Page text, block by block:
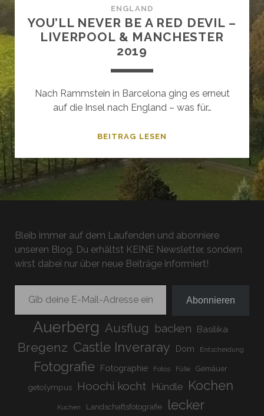
ENGLAND
YOU’LL NEVER BE A RED DEVIL –
LIVERPOOL & MANCHESTER
2019
Nach Rammstein in Barcelona ging es erneut
auf die Insel nach England – was für…
BEITRAG LESEN
RED
LIVERPOOL
&
MANCHESTER
Bleib immer auf dem Laufenden und abonniere
unseren Blog. Du erhältst KEINE Newsletter, sondern
wirst dabei nur über neue Beiträge informiert!
Gib deine E-Mail-Adresse ein ...
Abonnieren
Auerberg Ausflug backen Basilika
Bregenz Castle Inveraray Dom Entscheidung
Fotografie Fotographie Fotos Füße Gemäuer
getolympus Hoochi kocht Hündle Kochen
Kuchen Landschaftsfotografie lecker